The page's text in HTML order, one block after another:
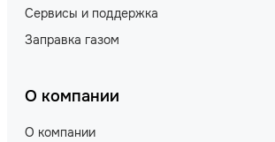
Сервисы и поддержка
Заправка газом
О компании
О компании